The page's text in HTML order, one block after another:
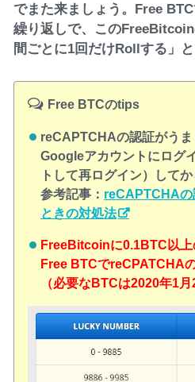
でまた来ましょう。Free
繰り返しで、この
間ごとに1回だけRollする」
Free BTCのtips
reCAPTCHAの認証がうま
Googleアカウントにログ
トして再ログイン）して
参考記事： reCAPTCHAの
ときの対処法
FreeBitcoinに0.1BTC以上
Free BTCでreCPATCHA
（必要なBTCは2020年1月